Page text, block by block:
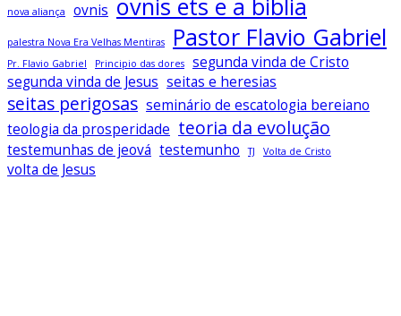
nova aliança ovnis ovnis ets e a biblia
palestra Nova Era Velhas Mentiras Pastor Flavio Gabriel
Pr. Flavio Gabriel Principio das dores
segunda vinda de Cristo
segunda vinda de Jesus seitas e heresias
seitas perigosas seminário de escatologia bereiano
teologia da prosperidade teoria da evolução
testemunhas de jeová testemunho TJ Volta de Cristo
volta de Jesus